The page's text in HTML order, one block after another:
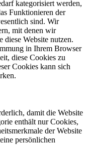
kategorisiert werden,
Funktionieren der
sind. Wir
mit denen wir
diese Website nutzen.
in Ihrem Browser
diese Cookies zu
Cookies kann sich
damit die Website
enthält nur Cookies,
der Website
persönlichen